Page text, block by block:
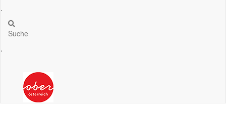
.
Suche
.